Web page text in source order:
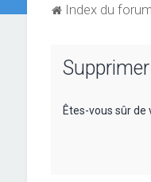
Index du forum
Êtes-vous sûr